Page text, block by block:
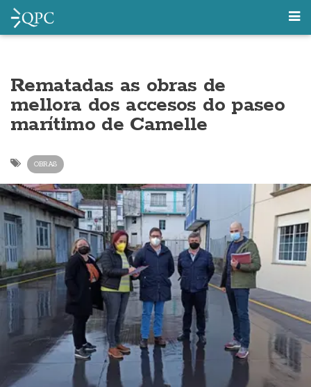
Rematadas as obras de
mellora dos accesos do paseo
marítimo de Camelle
OBRAS